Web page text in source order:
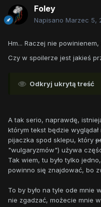
Foley
Napisano Marzec 5,
Hm... Raczej nie
Czy w spoilerze jest jakieś
Odkryj ukrytą treść
A tak serio, naprawdę,
którym tekst będzie
pijaczka spod sklepu, który
"wulgaryzmów") używa
Tak wiem, tu było tylko
powinno się znajdować, bo
To by było na tyle ode mnie
nie zgadzać, możecie mnie